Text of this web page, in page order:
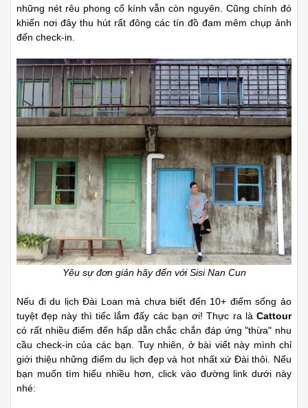
những nét rêu phong cổ kính vẫn còn nguyên. Cũng chính đó
khiến nơi đây thu hút rất đông các tín đồ đam mêm chụp ảnh
đến check-in.
Yêu sự đơn giản hãy đến với Sisi Nan Cun
Nếu đi du lịch Đài Loan mà chưa biết đến 10+ điểm sống ảo
tuyệt đẹp này thì tiếc lắm đấy các bạn ơi! Thực ra là Cattour
có rất nhiều điểm đến hấp dẫn chắc chắn đáp ứng "thừa" nhu
cầu check-in của các bạn. Tuy nhiên, ở bài viết này mình chỉ
giới thiệu những điểm du lịch đẹp và hot nhất xứ Đài thôi. Nếu
bạn muốn tìm hiểu nhiều hơn, click vào đường link dưới này
nhé: